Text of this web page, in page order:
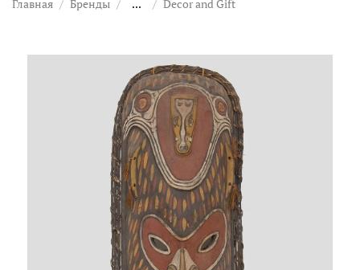
Главная Бренды ... Decor and Gift